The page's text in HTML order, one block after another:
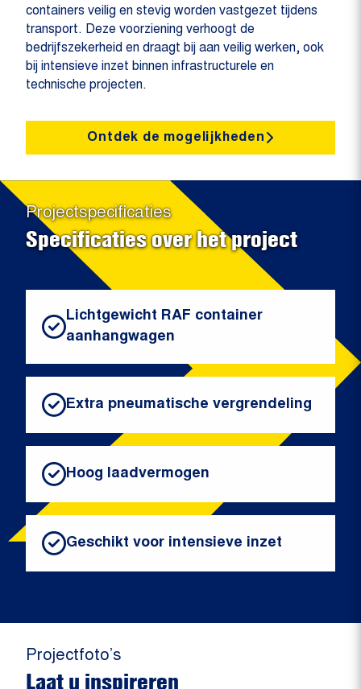
containers veilig en stevig worden vastgezet tijdens
transport. Deze voorziening verhoogt de
bedrijfszekerheid en draagt bij aan veilig werken, ook
bij intensieve inzet binnen infrastructurele en
technische projecten.
Ontdek de mogelijkheden
Projectspecificaties
Specificaties over het project
Lichtgewicht RAF container
aanhangwagen
Extra pneumatische vergrendeling
Hoog laadvermogen
Geschikt voor intensieve inzet
Projectfoto’s
Laat u inspireren